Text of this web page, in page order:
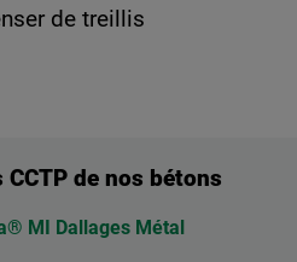
de treillis
de nos bétons
MI Dallages Métal